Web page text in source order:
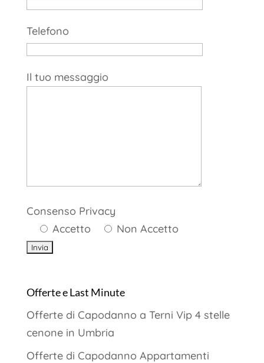
Telefono
Il tuo messaggio
Consenso Privacy
Accetto
Non Accetto
Offerte e Last Minute
Offerte di Capodanno a Terni Vip 4 stelle
cenone in Umbria
Offerte di Capodanno Appartamenti